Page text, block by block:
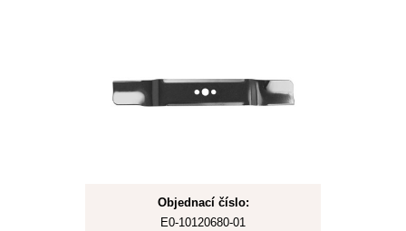
Objednací číslo:
E0-10120680-01